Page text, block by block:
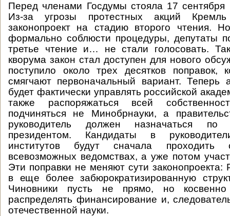
Перед членами Госдумы стояла 17 сентября
Из-за угрозы протестных акций
законопроект на стадию второго чтения.
формально соблюсти процедуры, депутаты
третье чтение и… не стали голосовать.
кворума закон стал доступен для нового
поступило около трех десятков поправок,
смягчают первоначальный вариант. Теперь
будет фактически управлять российской
также распоряжаться всей
подчиняться не Минобрнауки, а
руководитель должен назначаться по
президентом. Кандидаты в
институтов будут сначала проходить
всевозможных ведомствах, а уже потом
Эти поправки не меняют сути
в еще более забюрократизированную
Чиновники пусть не прямо, но
распределять финансирование и,
отечественной науки.